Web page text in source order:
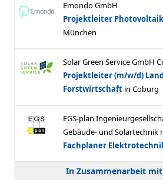
In Zusammenarbeit mit